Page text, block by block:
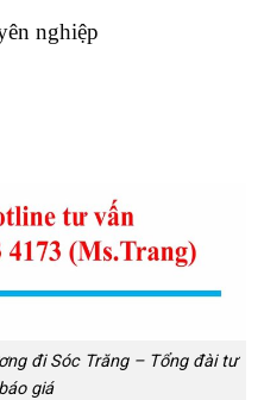
nghiệp
đi Sóc Trăng – Tổng đài tư
giá